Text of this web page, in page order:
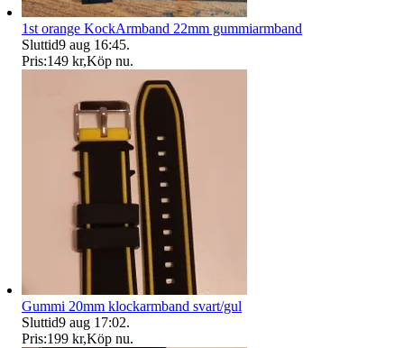
1st orange KockArmband 22mm gummiarmband
Sluttid9 aug 16:45.
Pris:149 kr,Köp nu.
Gummi 20mm klockarmband svart/gul
Sluttid9 aug 17:02.
Pris:199 kr,Köp nu.